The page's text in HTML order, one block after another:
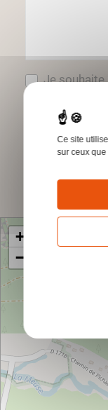
Je
par e-mail.
*Champs
+
−
Ce site
sur ceux